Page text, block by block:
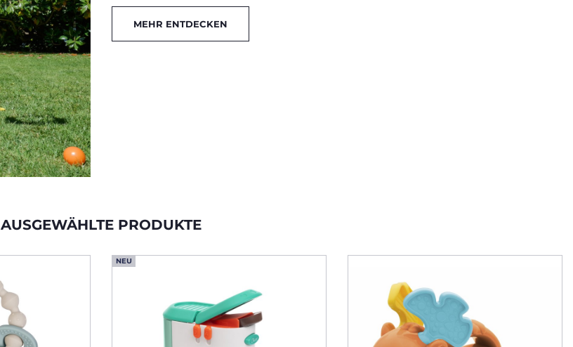
MEHR ENTDECKEN
AUSGEWÄHLTE PRODUKTE
NEU